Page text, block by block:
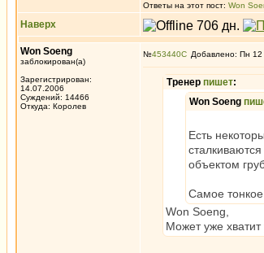
Ответы на этот пост: Won
Наверх
Won Soeng
заблокирован(а)
Зарегистрирован:
14.07.2006
Суждений: 14466
Откуда: Королев
№453440 Добавлено: Пн 12
Тренер пишет:
Won Soeng
Есть
объектом
Самое тонкое
Won Soeng,
Может уже хватит